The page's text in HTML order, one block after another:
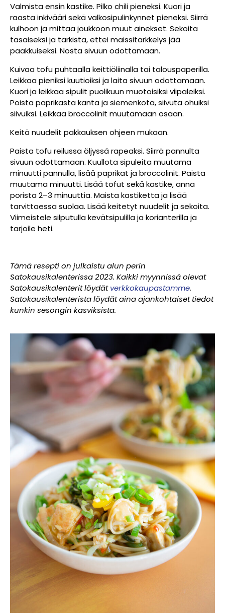
Valmista ensin kastike. Pilko chili pieneksi. Kuori ja
raasta inkivääri sekä valkosipulinkynnet pieneksi. Siirrä
kulhoon ja mittaa joukkoon muut ainekset. Sekoita
tasaiseksi ja tarkista, ettei maissitärkkelys jää
paakkuiseksi. Nosta sivuun odottamaan.
Kuivaa tofu puhtaalla keittiöliinalla tai talouspaperilla.
Leikkaa pieniksi kuutioiksi ja laita sivuun odottamaan.
Kuori ja leikkaa sipulit puolikuun muotoisiksi viipaleiksi.
Poista paprikasta kanta ja siemenkota, siivuta ohuiksi
siivuiksi. Leikkaa broccolinit muutamaan osaan.
Keitä nuudelit pakkauksen ohjeen mukaan.
Paista tofu reilussa öljyssä rapeaksi. Siirrä pannulta
sivuun odottamaan. Kuullota sipuleita muutama
minuutti pannulla, lisää paprikat ja broccolinit. Paista
muutama minuutti. Lisää tofut sekä kastike, anna
porista 2–3 minuuttia. Maista kastiketta ja lisää
tarvittaessa suolaa. Lisää keitetyt nuudelit ja sekoita.
Viimeistele silputulla kevätsipulilla ja korianterilla ja
tarjoile heti.
Tämä resepti on julkaistu alun perin
Satokausikalenterissa 2023. Kaikki myynnissä olevat
Satokausikalenterit löydätverkkokaupastamme.
Satokausikalenterista löydät aina ajankohtaiset tiedot
kunkin sesongin kasviksista.